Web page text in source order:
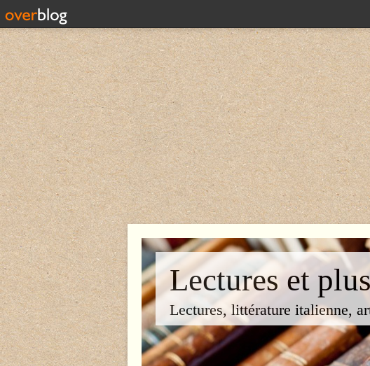
Lectures et
Lectures, littérature italienne,